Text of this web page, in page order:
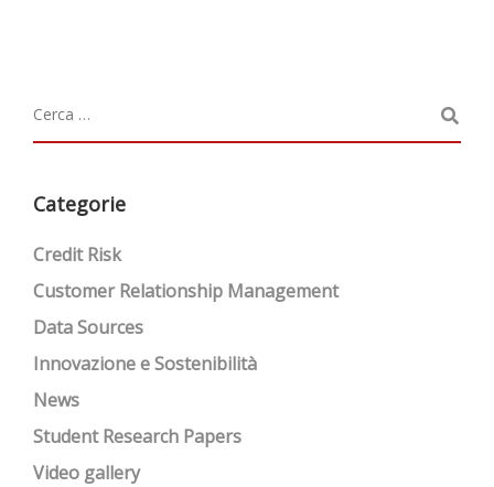
Categorie
Credit Risk
Customer Relationship Management
Data Sources
Innovazione e Sostenibilità
News
Student Research Papers
Video gallery